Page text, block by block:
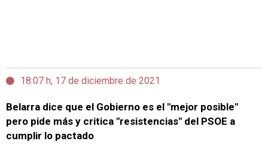
18:07 h, 17 de diciembre de 2021
Belarra dice que el Gobierno es el "mejor posible"
pero pide más y critica "resistencias" del PSOE a
cumplir lo pactado